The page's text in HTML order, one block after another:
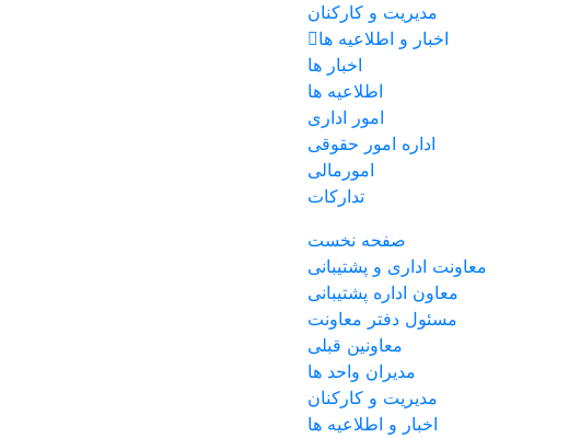
مدیریت و کارکنان
اخبار و اطلاعیه ها
اخبار ها
اطلاعیه ها
امور اداری
اداره امور حقوقی
امورمالی
تدارکات
صفحه نخست
معاونت اداری و پشتیبانی
معاون اداره پشتیبانی
مسئول دفتر معاونت
معاونین قبلی
مدیران واحد ها
مدیریت و کارکنان
اخبار و اطلاعیه ها